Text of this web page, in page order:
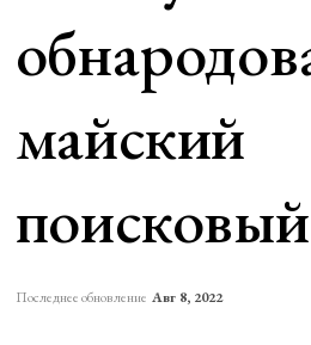
майский
Последнее обновление Авг 8, 2022